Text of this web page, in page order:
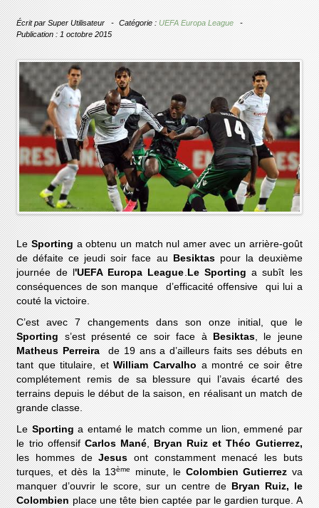
Écrit parSuper Utilisateur Catégorie : UEFA Europa League
Publication : 1 octobre 2015
LeSporting a obtenu un match nul amer avec un arrière-goût
de défaite ce jeudi soir face au Besiktas pour la deuxième
journée de l'UEFA Europa League Le Sportinga subît les
conséquences de son manque d’efficacité offensive qui lui a
couté la victoire.
C’est avec 7 changements dans son onze initial, que le
Sporting s’est présenté ce soir face à Besiktas, le jeune
Matheus Perreira de 19 ans a d’ailleurs faits ses débuts en
tant que titulaire, etWilliam Carvalho a montré ce soir être
complétement remis de sa blessure qui l’avais écarté des
terrains depuis le début de la saison, en réalisant un match de
grande classe.
LeSportinga entamé le match comme un lion, emmené par
le trio offensif Carlos Mané,Bryan Ruiz et Théo Gutierrez,
les hommes deJesus ont constamment menacé les buts
turques, et dès la 13ème minute, le Colombien Gutierrez va
manquer d’ouvrir le score, sur un centre de Bryan Ruiz, le
Colombien place une tête bien captée par le gardien turque. A